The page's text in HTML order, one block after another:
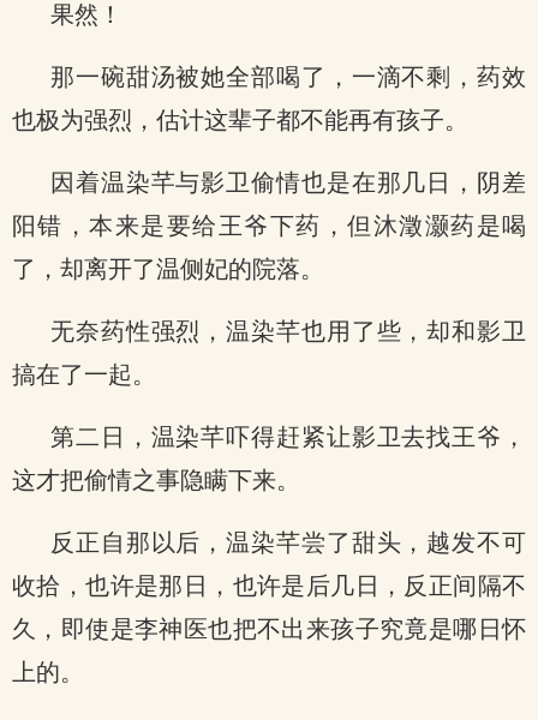
果然！
那一碗甜汤被她全部喝了，一滴不剩，药效
也极为强烈，估计这辈子都不能再有孩子。
因着温染芊与影卫偷情也是在那几日，阴差
阳错，本来是要给王爷下药，但沐澂灏药是喝
了，却离开了温侧妃的院落。
无奈药性强烈，温染芊也用了些，却和影卫
搞在了一起。
第二日，温染芊吓得赶紧让影卫去找王爷，
这才把偷情之事隐瞒下来。
反正自那以后，温染芊尝了甜头，越发不可
收拾，也许是那日，也许是后几日，反正间隔不
久，即使是李神医也把不出来孩子究竟是哪日怀
上的。